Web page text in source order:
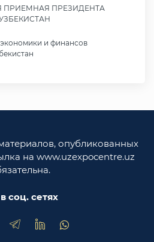
ПРИЕМНАЯ ПРЕЗИДЕНТА
и финансов
палата Олий Мажлиса
Республики
Trade Uzbekistan
опубликованных
на www.uzexpocentre.uz
соц. сетях